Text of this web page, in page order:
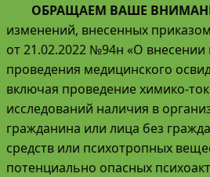
ОБРАЩАЕМ ВАШЕ
изменений, внесенных
от 21.02.2022 №94н «О
проведения медицинского
включая проведение химико-
исследований наличия в
гражданина или лица без
средств или психотропных
потенциально опасных